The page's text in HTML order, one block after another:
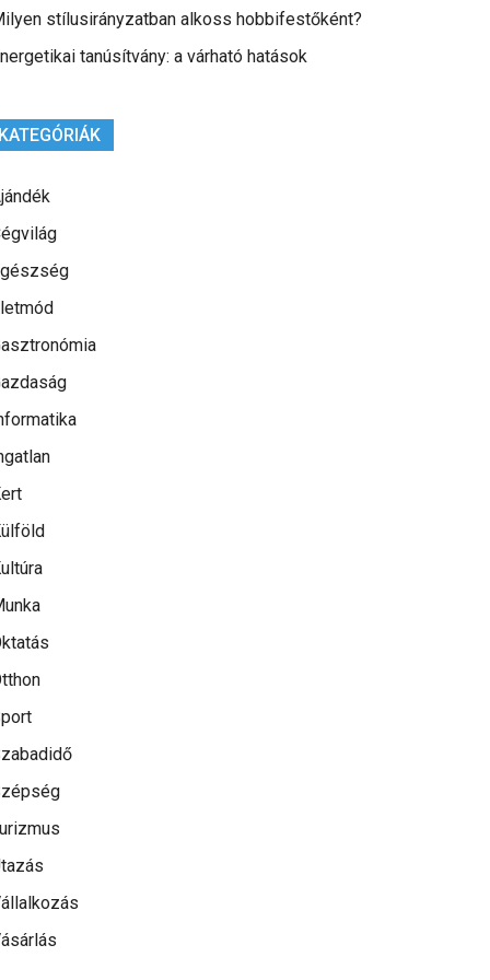
stílusirányzatban alkoss hobbifestőként?
tanúsítvány: a várható hatások
KATEGÓRIÁK